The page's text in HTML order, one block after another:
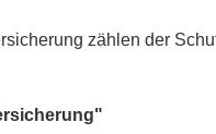
zählen der